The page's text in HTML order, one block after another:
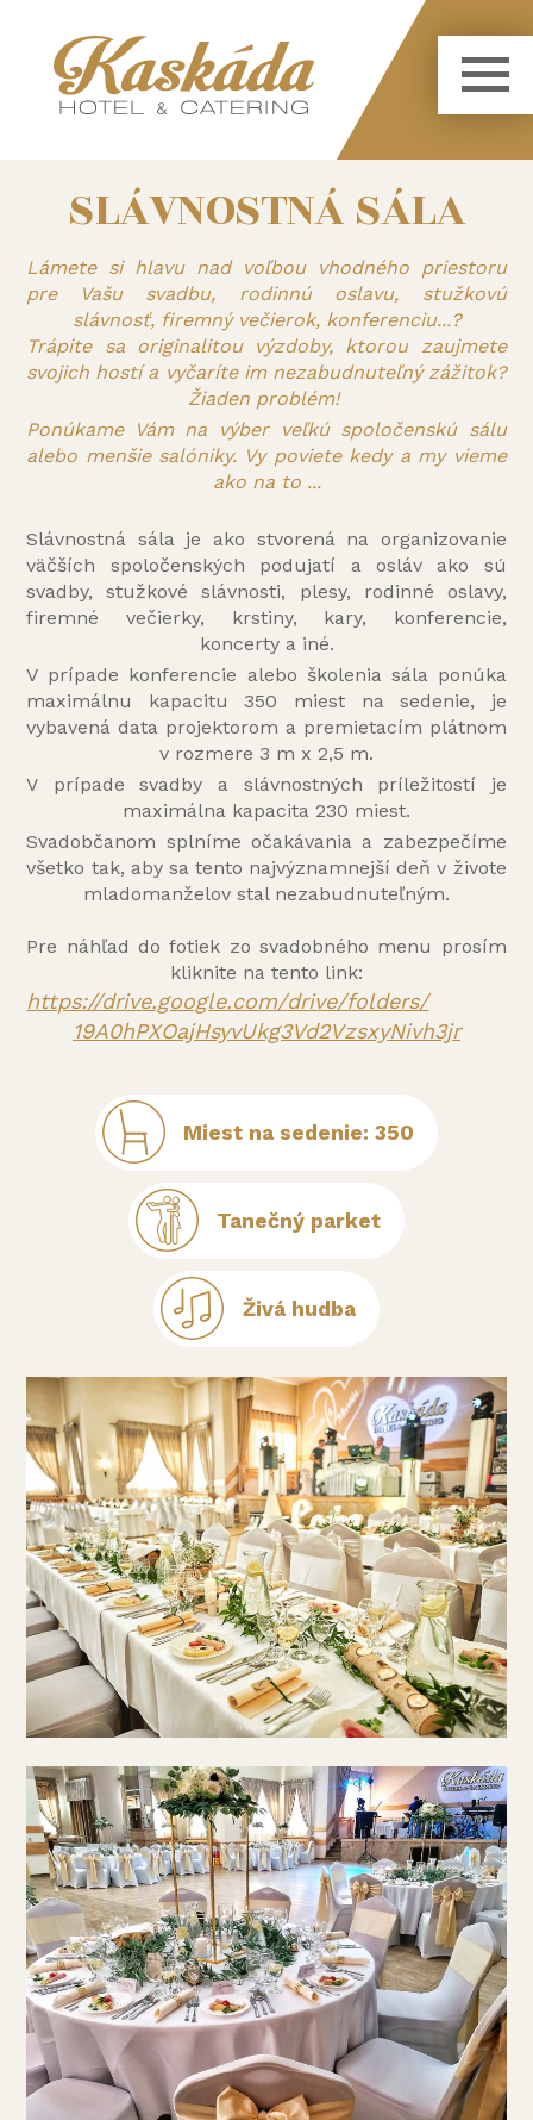
SLÁVNOSTNÁ SÁLA
Lámete si hlavu nad voľbou vhodného priestoru
pre Vašu svadbu, rodinnú oslavu, stužkovú
slávnosť, firemný večierok, konferenciu...?
Trápite sa originalitou výzdoby, ktorou zaujmete
svojich hostí a vyčaríte im nezabudnuteľný zážitok?
Žiaden problém!
Ponúkame Vám na výber veľkú spoločenskú sálu
alebo menšie salóniky. Vy poviete kedy a my vieme
ako na to ...
Slávnostná sála je ako stvorená na organizovanie
väčších spoločenských podujatí a osláv ako sú
svadby, stužkové slávnosti, plesy, rodinné oslavy,
firemné večierky, krstiny, kary, konferencie,
koncerty a iné.
V prípade konferencie alebo školenia sála ponúka
maximálnu kapacitu 350 miest na sedenie, je
vybavená data projektorom a premietacím plátnom
v rozmere 3 m x 2,5 m.
V prípade svadby a slávnostných príležitostí je
maximálna kapacita 230 miest.
Svadobčanom splníme očakávania a zabezpečíme
všetko tak, aby sa tento najvýznamnejší deň v živote
mladomanželov stal nezabudnuteľným.
Pre náhľad do fotiek zo svadobného menu prosím
kliknite na tento link:
https://drive.google.com/drive/folders/
19A0hPXOajHsyvUkg3Vd2VzsxyNivh3jr
Miest na sedenie: 350
Tanečný parket
Živá hudba